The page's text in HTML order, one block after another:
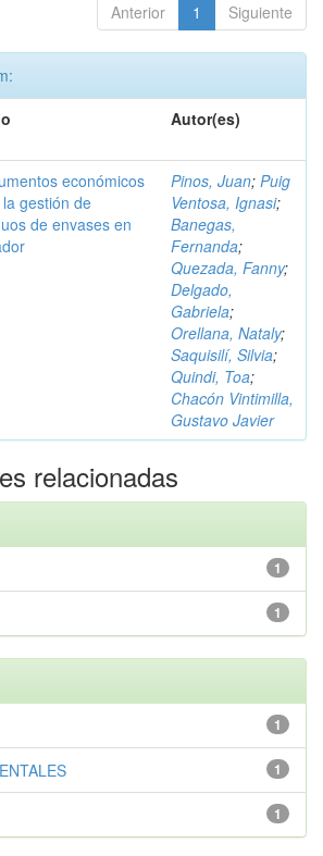
Anterior 1 Siguiente
Autor(es)
económicos
gestión de
de envases en
Pinos, Juan; Puig
Ventosa, Ignasi;
Banegas,
Fernanda;
Quezada, Fanny;
Delgado,
Gabriela;
Orellana, Nataly;
Saquisilí, Silvia;
Quindi, Toa;
Chacón Vintimilla,
Gustavo Javier
relacionadas
1
1
1
1
1